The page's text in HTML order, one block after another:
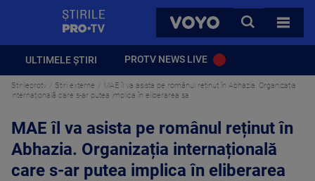
VOYO
CAUTA
TOATE
ULTIMELE ȘTIRI PROTV NEWS LIVE
Stirileprotv Stiri externe
MAE îl va asista pe românul reținut în Abhazia. Organizația
internațională care s-ar putea implica în eliberarea sa
MAE îl va asista pe românul reținut în
Abhazia. Organizația internațională
care s-ar putea implica în eliberarea